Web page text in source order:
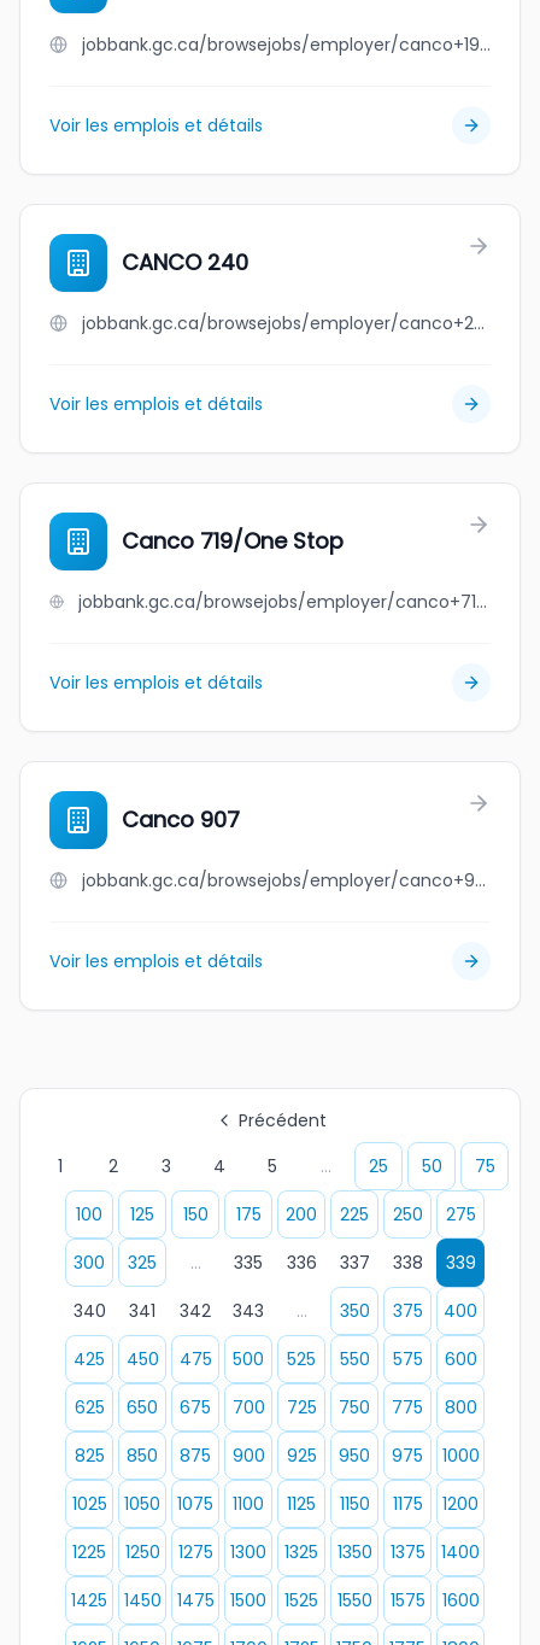
jobbank.gc.ca/browsejobs/employer/canco+193/ca
Voir les emplois et détails
CANCO 240
jobbank.gc.ca/browsejobs/employer/canco+240/ca
Voir les emplois et détails
Canco 719/One Stop
jobbank.gc.ca/browsejobs/employer/canco+719%2Fone+stop/ca
Voir les emplois et détails
Canco 907
jobbank.gc.ca/browsejobs/employer/canco+907/ca
Voir les emplois et détails
Précédent
1
2 3 4 5 ... 25 50
75
100
125 150 175 200 225 250
275
300
325 ... 335 336 337 338
339
340
341 342 343 ... 350 375
400
425
450 475 500 525 550 575
600
625
650 675 700 725 750 775
800
825
850 875 900 925 950 975
1000
1025
1050 1075 1100 1125 1150 1175
1200
1225
1250 1275 1300 1325 1350 1375
1400
1425
1450 1475 1500 1525 1550 1575
1600